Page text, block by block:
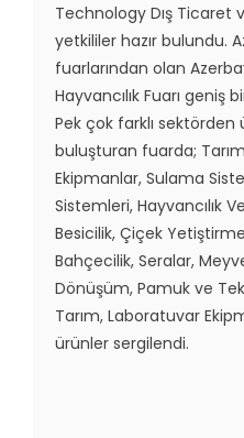
Technology Dış Ticaret
yetkililer hazır bulundu.
fuarlarından olan
Hayvancılık Fuarı geniş
Pek çok farklı
buluşturan fuarda;
Ekipmanlar, Sulama
Sistemleri, Hayvancılık
Besicilik, Çiçek
Bahçecilik, Seralar,
Dönüşüm, Pamuk ve
Tarım, Laboratuvar
ürünler sergilendi.